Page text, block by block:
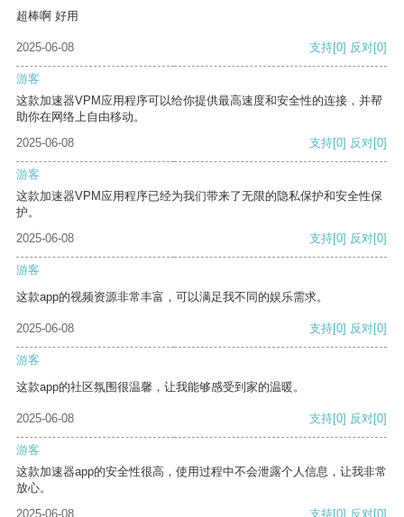
超棒啊 好用
2025-06-08 支持[0] 反对[0]
游客
这款加速器VPM应用程序可以给你提供最高速度和安全性的连接，并帮
助你在网络上自由移动。
2025-06-08
支持[0] 反对[0]
游客
这款加速器VPM应用程序已经为我们带来了无限的隐私保护和安全性保
护。
2025-06-08
支持[0] 反对[0]
游客
这款app的视频资源非常丰富，可以满足我不同的娱乐需求。
2025-06-08 支持[0] 反对[0]
游客
这款app的社区氛围很温馨，让我能够感受到家的温暖。
2025-06-08 支持[0] 反对[0]
游客
这款加速器app的安全性很高，使用过程中不会泄露个人信息，让我非常
放心。
2025-06-08
支持[0] 反对[0]